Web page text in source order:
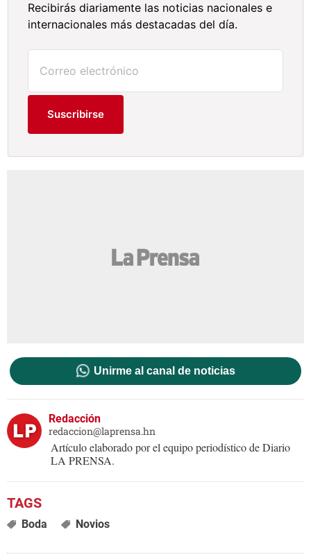
Recibirás diariamente las noticias nacionales e
internacionales más destacadas del día.
Suscribirse
Unirme al canal de noticias
Redacción
redaccion@laprensa.hn
Artículo elaborado por el equipo periodístico de Diario
LA PRENSA.
Boda Novios